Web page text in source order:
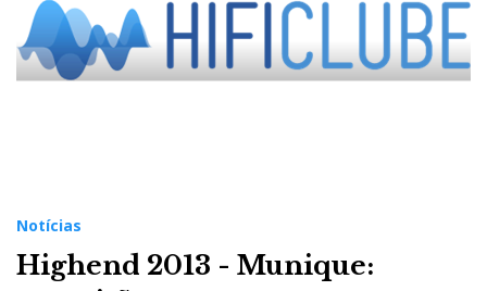
Notícias
Highend 2013 - Munique: